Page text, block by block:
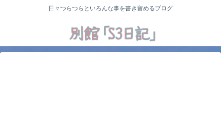
日々つらつらといろんな事を書き留めるブログ